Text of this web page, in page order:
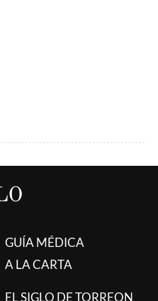
GUÍA MÉDICA
A LA CARTA
EL SIGLO DE TORREON